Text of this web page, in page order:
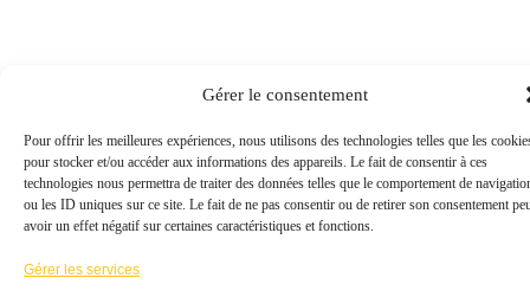
Gérer le consentement
Pour offrir les meilleures expériences, nous utilisons des technologies telles que les
pour stocker et/ou accéder aux informations des appareils. Le fait de consentir à ces
technologies nous permettra de traiter des données telles que le comportement de
ou les ID uniques sur ce site. Le fait de ne pas consentir ou de retirer son consentement
avoir un effet négatif sur certaines caractéristiques et fonctions.
Gérer les services